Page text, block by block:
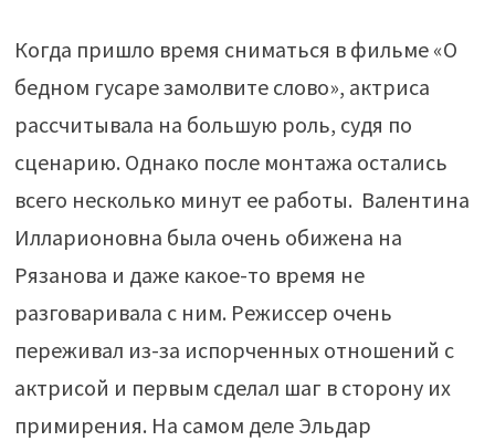
Когда пришло время сниматься в фильме «О
бедном гусаре замолвите слово», актриса
рассчитывала на большую роль, судя по
сценарию. Однако после монтажа остались
всего несколько минут ее работы. Валентина
Илларионовна была очень обижена на
Рязанова и даже какое-то время не
разговаривала с ним. Режиссер очень
переживал из-за испорченных отношений с
актрисой и первым сделал шаг в сторону их
примирения. На самом деле Эльдар